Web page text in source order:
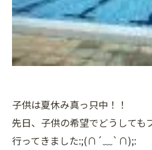
子供は夏休み真っ只中！！
先日、子供の希望でどうしても
行ってきました:;(∩´﹏`∩);: